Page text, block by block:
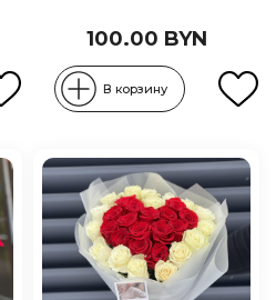
100.00 BYN
В корзину